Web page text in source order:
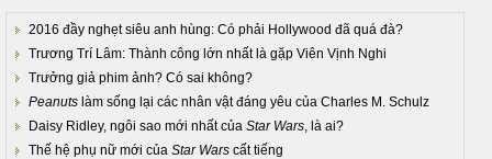
2016 đầy nghẹt siêu anh hùng: Có phải Hollywood đã quá đà?
Trương Trí Lâm: Thành công lớn nhất là gặp Viên Vịnh Nghi
Trưởng giả phim ảnh? Có sai không?
Peanuts làm sống lại các nhân vật đáng yêu của Charles M. Schulz
Daisy Ridley, ngôi sao mới nhất của Star Wars, là ai?
Thế hệ phụ nữ mới của Star Wars cất tiếng